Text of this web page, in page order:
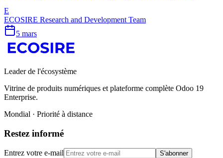
E
ECOSIRE Research and Development Team
5 mars
Leader de l'écosystème
Vitrine de produits numériques et plateforme complète Odoo 19
Enterprise.
Mondial · Priorité à distance
Restez informé
Entrez votre e-mail S'abonner